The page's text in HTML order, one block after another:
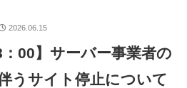
：00】サーバー事業者の
うサイト停止について
2026.06.15